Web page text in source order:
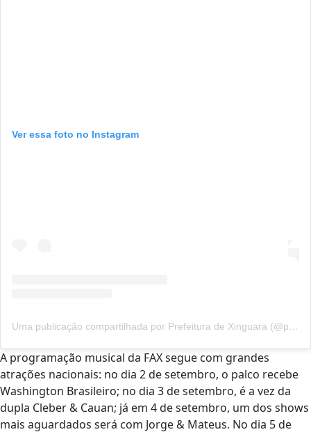
Ver essa foto no Instagram
Uma publicação compartilhada por Prefeitura de Xinguara (@prefeituradexinguara)
A programação musical da FAX segue com grandes
atrações nacionais: no dia 2 de setembro, o palco recebe
Washington Brasileiro; no dia 3 de setembro, é a vez da
dupla Cleber & Cauan; já em 4 de setembro, um dos shows
mais aguardados será com Jorge & Mateus. No dia 5 de